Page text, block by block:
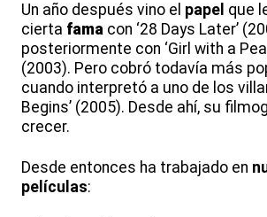
Un año después vino el papel que
cierta fama con ‘28 Days Later’
posteriormente con ‘Girl with a
(2003). Pero cobró todavía más
cuando interpretó a uno de los
Begins’ (2005). Desde ahí, su
crecer.
Desde entonces ha trabajado en
películas: